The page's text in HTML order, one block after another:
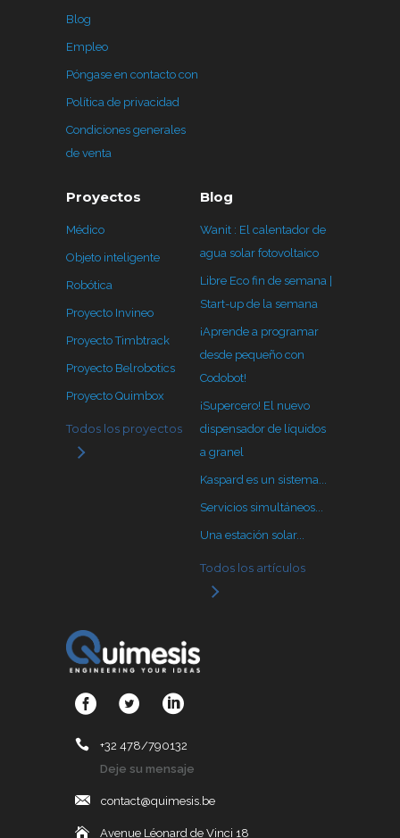
Blog
Empleo
Póngase en contacto con
Política de privacidad
Condiciones generales
de venta
Proyectos
Médico
Objeto inteligente
Robótica
Proyecto Invineo
Proyecto Timbtrack
Proyecto Belrobotics
Proyecto Quimbox
Todos los proyectos
Blog
Wanit : El calentador de
agua solar fotovoltaico
Libre Eco fin de semana |
Start-up de la semana
¡Aprende a programar
desde pequeño con
Codobot!
¡Supercero! El nuevo
dispensador de líquidos
a granel
Kaspard es un sistema...
Servicios simultáneos...
Una estación solar...
Todos los artículos
+32 478/790132
Deje su mensaje
contact@quimesis.be
Avenue Léonard de Vinci 18